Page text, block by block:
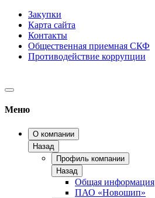
Закупки
Карта сайта
Контакты
Общественная приемная СКФ
Противодействие коррупции
Меню
О компании
Назад
Профиль компании
Назад
Общая информация
ПАО «Новошип»